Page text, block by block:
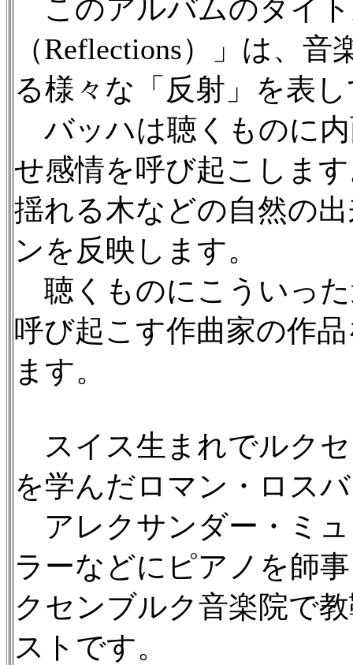
このアルバムのタイ
（Reflections）」は、
る様々な「反射」を表
バッハは聴くものに
せ感情を呼び起こしま
揺れる木などの自然の
ンを反映します。
聴くものにこういっ
呼び起こす作曲家の作
ます。
スイス生まれでルク
を学んだロマン・ロス
アレクサンダー・ミ
ラーなどにピアノを師
クセンブルク音楽院で
ストです。